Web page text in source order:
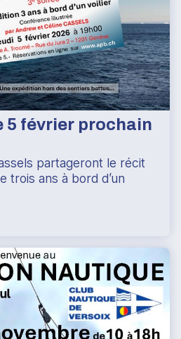
5 février prochain
partageront le récit
trois ans à bord d’un